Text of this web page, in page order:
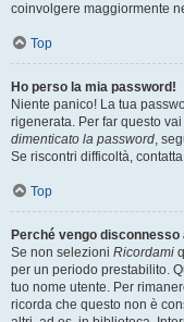
coinvolgere maggiormente
Top
Ho perso la mia password!
Niente panico! La tua
rigenerata. Per far questo
dimenticato la password,
Se riscontri difficoltà,
Top
Perché vengo
Se non selezioni Ricordami
per un periodo prestabilito.
tuo nome utente. Per
ricorda che questo non è